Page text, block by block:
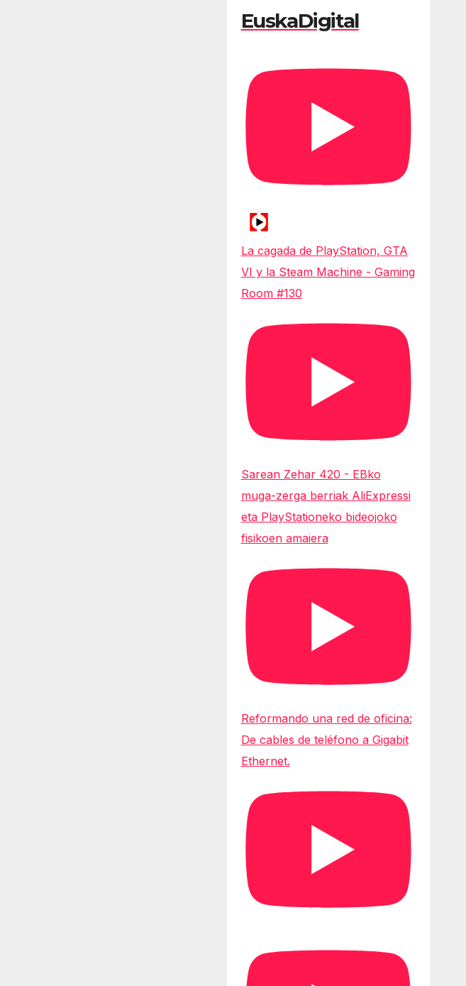
EuskaDigital
La cagada de PlayStation, GTA
VI y la Steam Machine - Gaming
Room #130
Sarean Zehar 420 - EBko
muga-zerga berriak AliExpressi
eta PlayStationeko bideojoko
fisikoen amaiera
Reformando una red de oficina:
De cables de teléfono a Gigabit
Ethernet.